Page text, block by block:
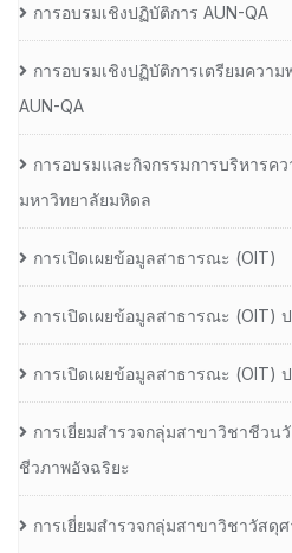
การอบรมเชิงปฏิบัติการ AUN-QA
การอบรมเชิงปฏิบัติการเตรียมควา
AUN-QA
การอบรมและกิจกรรมการบริหารค
มหาวิทยาลัยมหิดล
การเปิดเผยข้อมูลสาธารณะ (OIT)
การเปิดเผยข้อมูลสาธารณะ (OIT)
การเปิดเผยข้อมูลสาธารณะ (OIT)
การเยี่ยมสำรวจกลุ่มสาขาวิชาชีว
ชีวภาพอัจฉริยะ
การเยี่ยมสำรวจกลุ่มสาขาวิชาวัสดุ